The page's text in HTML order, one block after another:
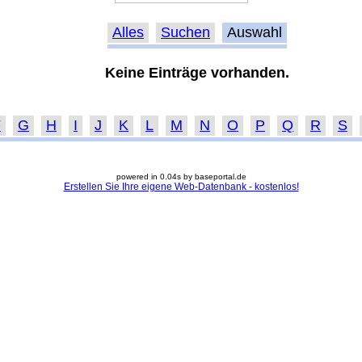
Alles Suchen Auswahl
Keine Einträge vorhanden.
G H I J K L M N O P Q R S
powered in 0.04s by baseportal.de
Erstellen Sie Ihre eigene Web-Datenbank - kostenlos!